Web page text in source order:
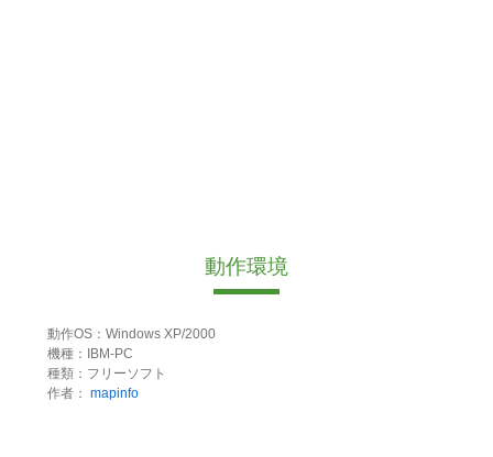
動作環境
動作OS：Windows XP/2000
機種：IBM-PC
種類：フリーソフト
作者： mapinfo